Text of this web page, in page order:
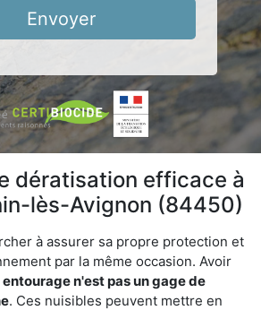
Envoyer
dératisation efficace à
lès-Avignon (84450)
à assurer sa propre protection et
par la même occasion. Avoir
entourage n'est pas un gage de
. Ces nuisibles peuvent mettre en